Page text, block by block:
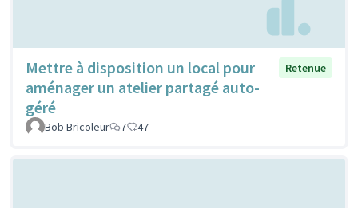
Mettre à disposition un local pour
aménager un atelier partagé auto-
géré
Retenue
Bob Bricoleur 7 47